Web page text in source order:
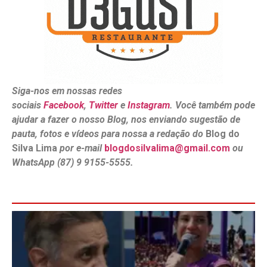
Siga-nos em nossas redes
sociais Facebook, Twitter e Instagram. Você também pode
ajudar a fazer o nosso Blog, nos enviando sugestão de
pauta, fotos e vídeos para nossa a redação do Blog do
Silva Lima por e-mail blogdosilvalima@gmail.com ou
WhatsApp (87) 9 9155-5555.